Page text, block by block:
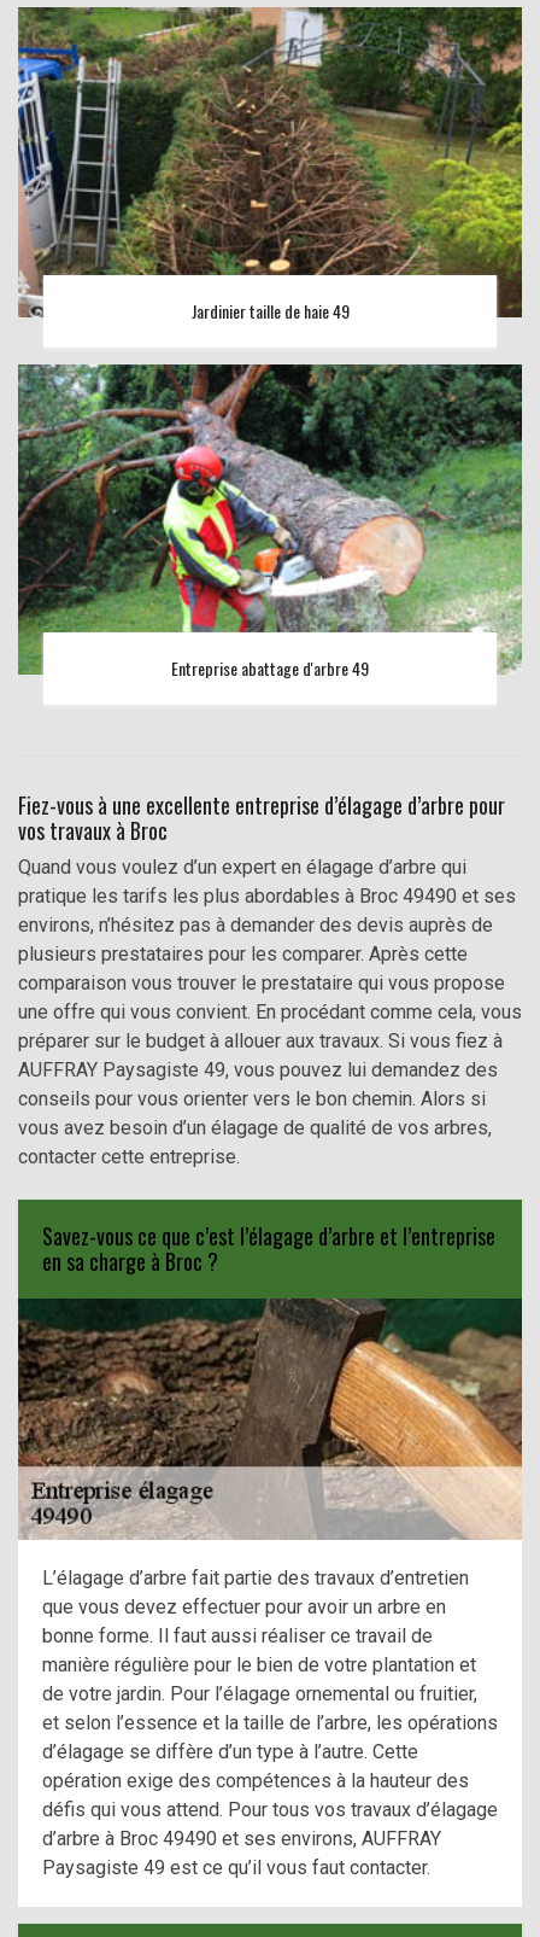
Jardinier taille de haie 49
Entreprise abattage d'arbre 49
Fiez-vous à une excellente entreprise d’élagage d’arbre pour
vos travaux à Broc
Quand vous voulez d’un expert en élagage d’arbre qui
pratique les tarifs les plus abordables à Broc 49490 et ses
environs, n’hésitez pas à demander des devis auprès de
plusieurs prestataires pour les comparer. Après cette
comparaison vous trouver le prestataire qui vous propose
une offre qui vous convient. En procédant comme cela, vous
préparer sur le budget à allouer aux travaux. Si vous fiez à
AUFFRAY Paysagiste 49, vous pouvez lui demandez des
conseils pour vous orienter vers le bon chemin. Alors si
vous avez besoin d’un élagage de qualité de vos arbres,
contacter cette entreprise.
Savez-vous ce que c’est l’élagage d’arbre et l’entreprise
en sa charge à Broc ?
L’élagage d’arbre fait partie des travaux d’entretien
que vous devez effectuer pour avoir un arbre en
bonne forme. Il faut aussi réaliser ce travail de
manière régulière pour le bien de votre plantation et
de votre jardin. Pour l’élagage ornemental ou fruitier,
et selon l’essence et la taille de l’arbre, les opérations
d’élagage se diffère d’un type à l’autre. Cette
opération exige des compétences à la hauteur des
défis qui vous attend. Pour tous vos travaux d’élagage
d’arbre à Broc 49490 et ses environs, AUFFRAY
Paysagiste 49 est ce qu’il vous faut contacter.